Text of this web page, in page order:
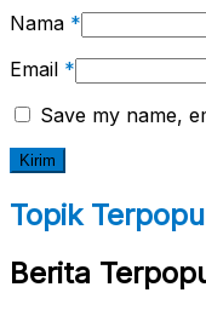
Nama *
Email *
Save my name,
Topik
Berita